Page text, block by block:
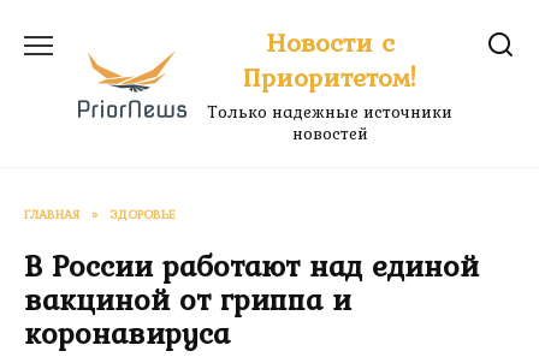
содержанию
Новости с
Приоритетом!
Только надежные источники
новостей
ГЛАВНАЯ » ЗДОРОВЬЕ
В России работают над единой
вакциной от гриппа и
коронавируса